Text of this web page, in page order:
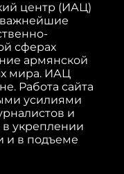
центр (ИАЦ)
важнейшие
сферах
армянской
мира. ИАЦ
Работа сайта
усилиями
и
в укреплении
и в подъеме